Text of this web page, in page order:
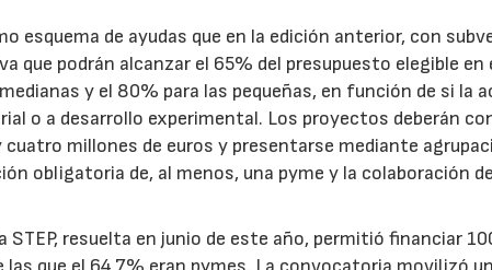
esquema de ayudas que en la edición anterior, con
que podrán alcanzar el 65% del presupuesto elegible en
y el 80% para las pequeñas, en función de si la
o a desarrollo experimental. Los proyectos deberán
millones de euros y presentarse mediante
obligatoria de, al menos, una pyme y la colaboración
STEP, resuelta en junio de este año, permitió financiar